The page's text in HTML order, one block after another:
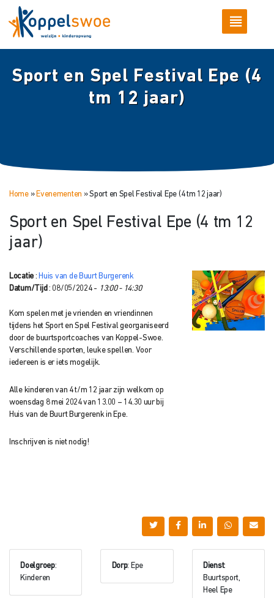
Sport en Spel Festival Epe (4
tm 12 jaar)
Home» Evenementen »Sport en Spel Festival Epe (4 tm 12 jaar)
Sport en Spel Festival Epe (4 tm 12
jaar)
Locatie : Huis van de Buurt Burgerenk
Datum/Tijd : 08/05/2024 - 13:00 - 14:30
Kom spelen met je vrienden en vriendinnen
tijdens het Sport en Spel Festival georganiseerd
door de buurtsportcoaches van Koppel-Swoe.
Verschillende sporten, leuke spellen. Voor
iedereen is er iets mogelijk.
Alle kinderen van 4 t/m 12 jaar zijn welkom op
woensdag 8 mei 2024 van 13.00 – 14.30 uur bij
Huis van de Buurt Burgerenk in Epe.
Inschrijven is niet nodig!
Doelgroep:
Kinderen
Dorp: Epe Dienst:
Buurtsport,
Heel Epe